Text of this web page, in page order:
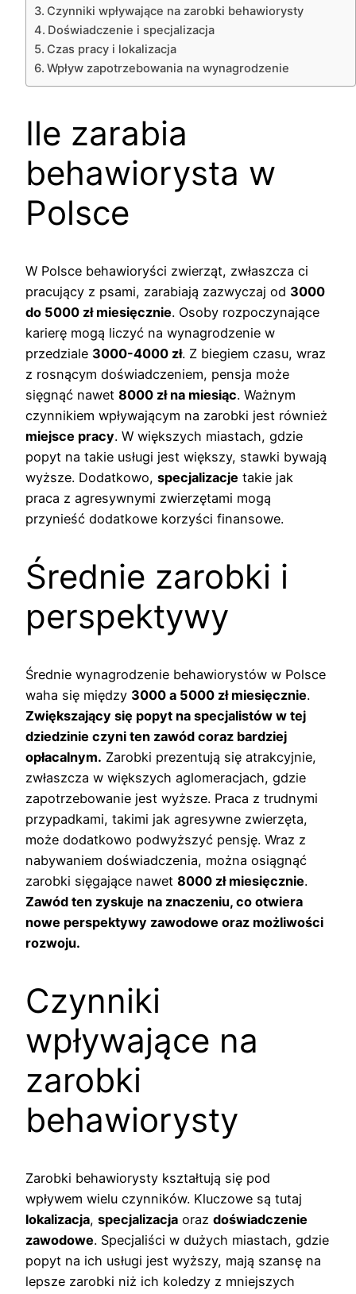
Czynniki wpływające na zarobki behawiorysty
Doświadczenie i specjalizacja
Czas pracy i lokalizacja
Wpływ zapotrzebowania na wynagrodzenie
Ile zarabia
behawiorysta w
Polsce
W Polsce behawioryści zwierząt, zwłaszcza ci
pracujący z psami, zarabiają zazwyczaj od 3000
do 5000 zł miesięcznie. Osoby rozpoczynające
karierę mogą liczyć na wynagrodzenie w
przedziale 3000-4000 zł. Z biegiem czasu, wraz
z rosnącym doświadczeniem, pensja może
sięgnąć nawet 8000 zł na miesiąc. Ważnym
czynnikiem wpływającym na zarobki jest również
miejsce pracy. W większych miastach, gdzie
popyt na takie usługi jest większy, stawki bywają
wyższe. Dodatkowo, specjalizacje takie jak
praca z agresywnymi zwierzętami mogą
przynieść dodatkowe korzyści finansowe.
Średnie zarobki i
perspektywy
Średnie wynagrodzenie behawiorystów w Polsce
waha się między 3000 a 5000 zł miesięcznie.
Zwiększający się popyt na specjalistów w tej
dziedzinie czyni ten zawód coraz bardziej
opłacalnym. Zarobki prezentują się atrakcyjnie,
zwłaszcza w większych aglomeracjach, gdzie
zapotrzebowanie jest wyższe. Praca z trudnymi
przypadkami, takimi jak agresywne zwierzęta,
może dodatkowo podwyższyć pensję. Wraz z
nabywaniem doświadczenia, można osiągnąć
zarobki sięgające nawet 8000 zł miesięcznie.
Zawód ten zyskuje na znaczeniu, co otwiera
nowe perspektywy zawodowe oraz możliwości
rozwoju.
Czynniki
wpływające na
zarobki
behawiorysty
Zarobki behawiorysty kształtują się pod
wpływem wielu czynników. Kluczowe są tutaj
lokalizacja, specjalizacja oraz doświadczenie
zawodowe. Specjaliści w dużych miastach, gdzie
popyt na ich usługi jest wyższy, mają szansę na
lepsze zarobki niż ich koledzy z mniejszych